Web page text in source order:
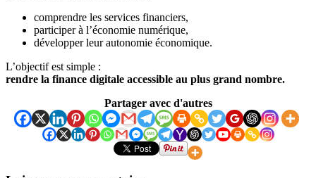
comprendre les services financiers,
participer à l’économie numérique,
développer leur autonomie économique.
L’objectif est simple :
rendre la finance digitale accessible au plus grand nombre.
Partager avec d'autres